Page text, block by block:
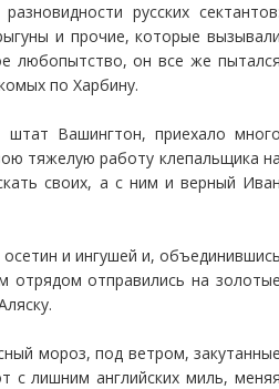
русских
и прочие, которые
любопытство, он все же
по Харбину.
Вашингтон, приехало
тяжелую работу клепальщика
своих, а с ним и верный
и ингушей и,
отрядом отправились на
мороз, под ветром,
с лишним английских миль,